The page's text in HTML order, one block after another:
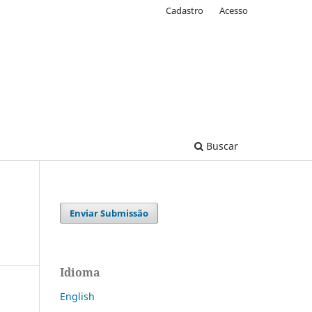
Buscar
Cadastro Acesso
Enviar Submissão
Idioma
English